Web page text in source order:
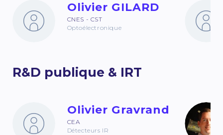
Olivier GILARD
CNES - CST
Optoélectronique
R&D publique & IRT
Olivier Gravrand
CEA
Détecteurs IR